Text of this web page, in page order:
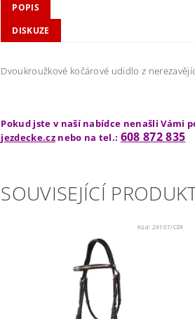
POPIS
DISKUZE
Dvoukroužkové kočárové udidlo z
Pokud jste v naší nabídce nenašli Vámi
jezdecke.cznebo na tel.: 608 872 835
SOUVISEJÍCÍ
Kód: 29107/CER